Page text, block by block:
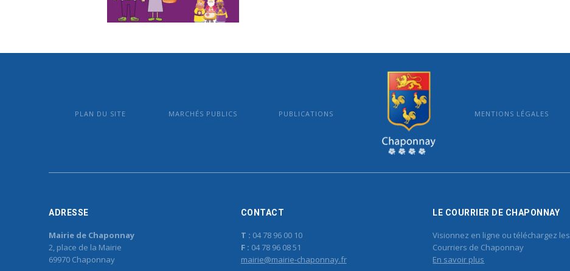
PLAN DU SITE MARCHÉS PUBLICS PUBLICATIONS MENTIONS LÉGALES
ADRESSE
Mairie de Chaponnay
2, place de la Mairie
69970 Chaponnay
CONTACT
T : 04 78 96 00 10
F : 04 78 96 08 51
mairie@mairie-chaponnay.fr
LE COURRIER DE CHAPONNAY
Visionnez en ligne ou téléchargez les
Courriers de Chaponnay
En savoir plus